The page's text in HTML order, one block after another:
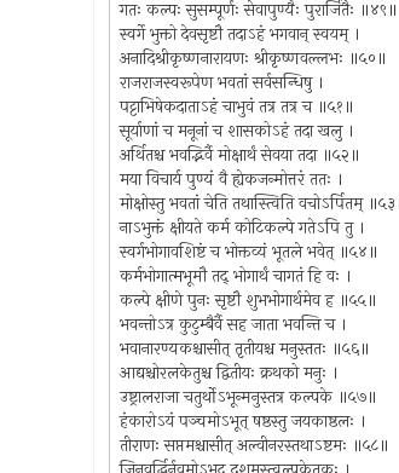
गतः कल्पः सुसम्पूर्णः सेवापुण्यैः पुरार्जितैः ॥४९॥
स्वर्गे भुक्तो देवसृष्टौ तदाऽहं भगवान् स्वयम् ।
अनादिश्रीकृष्णनारायणः श्रीकृष्णवल्लभः ॥५०॥
राजराजस्वरूपेण भवतां सर्वसन्धिषु ।
पट्टाभिषेकदाताऽहं चाभुवं तत्र तत्र च ॥५१॥
सूर्याणां च मनूनां च शासकोऽहं तदा खलु ।
अर्थितश्च भवद्भिर्वै मोक्षार्थं सेवया तदा ॥५२॥
मया विचार्य पुण्यं वै ह्येकजन्मोत्तरं ततः ।
मोक्षोस्तु भवतां चेति तथास्त्विति वचोऽर्पितम्
नाऽभुक्तं क्षीयते कर्म कोटिकल्पे गतेऽपि तु ।
स्वर्गभोगावशिष्टं च भोक्तव्यं भूतले भवेत् ॥५४॥
कर्मभोगात्मभूमौ तद् भोगार्थं चागतं हि वः ।
कल्पे क्षीणे पुनः सृष्टौ शुभभोगार्थमेव ह ॥५५॥
भवन्तोऽत्र कुटुम्बैर्वै सह जाता भवन्ति च ।
भवानारण्यकश्चासीत् तृतीयश्च मनुस्ततः ॥५६॥
आद्यश्चोरलकेतुश्च द्वितीयः क्रथको मनुः ।
उष्ट्रालराजा चतुर्थोऽभून्मनुस्तत्र कल्पके ॥५७॥
हंकारोऽयं पञ्चमोऽभूत् षष्ठस्तु जयकाष्ठलः ।
तीराणः सप्तमश्चासीत् अल्वीनरस्तथाऽष्टमः ॥५८॥